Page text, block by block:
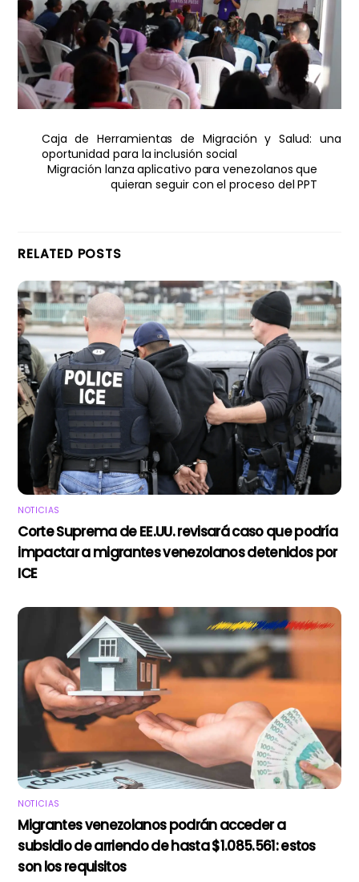
Caja de Herramientas de Migración y Salud: una
oportunidad para la inclusión social
Migración lanza aplicativo para venezolanos que
quieran seguir con el proceso del PPT
RELATED POSTS
NOTICIAS
Corte Suprema de EE.UU. revisará caso que podría
impactar a migrantes venezolanos detenidos por
ICE
NOTICIAS
Migrantes venezolanos podrán acceder a
subsidio de arriendo de hasta $1.085.561: estos
son los requisitos